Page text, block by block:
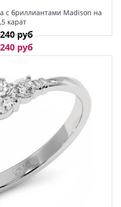
с бриллиантами Madison на
карат
руб
руб